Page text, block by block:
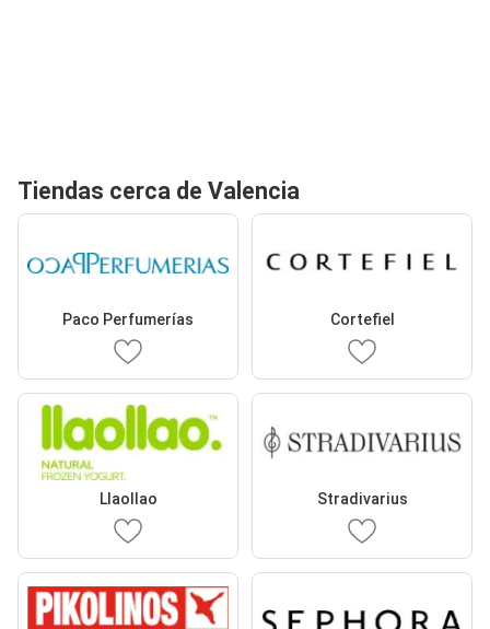
Tiendas cerca de Valencia
Paco Perfumerías Cortefiel
Llaollao Stradivarius